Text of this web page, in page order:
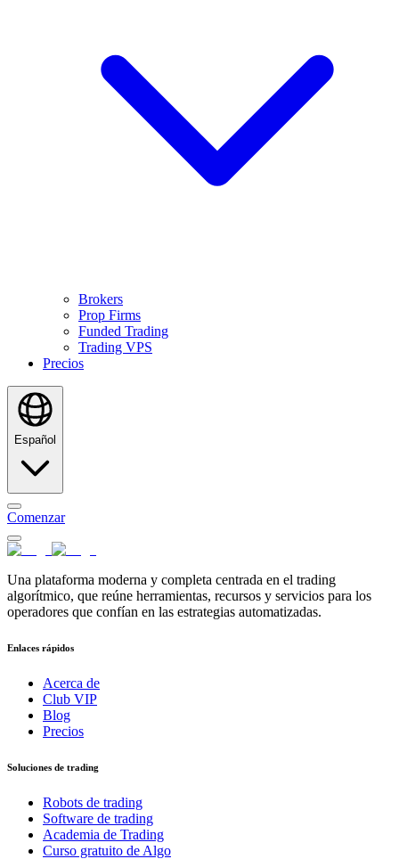
Brokers
Prop Firms
Funded Trading
Trading VPS
Precios
Español
Comenzar
Una plataforma moderna y completa centrada en el trading
algorítmico, que reúne herramientas, recursos y servicios para los
operadores que confían en las estrategias automatizadas.
Enlaces rápidos
Acerca de
Club VIP
Blog
Precios
Soluciones de trading
Robots de trading
Software de trading
Academia de Trading
Curso gratuito de Algo